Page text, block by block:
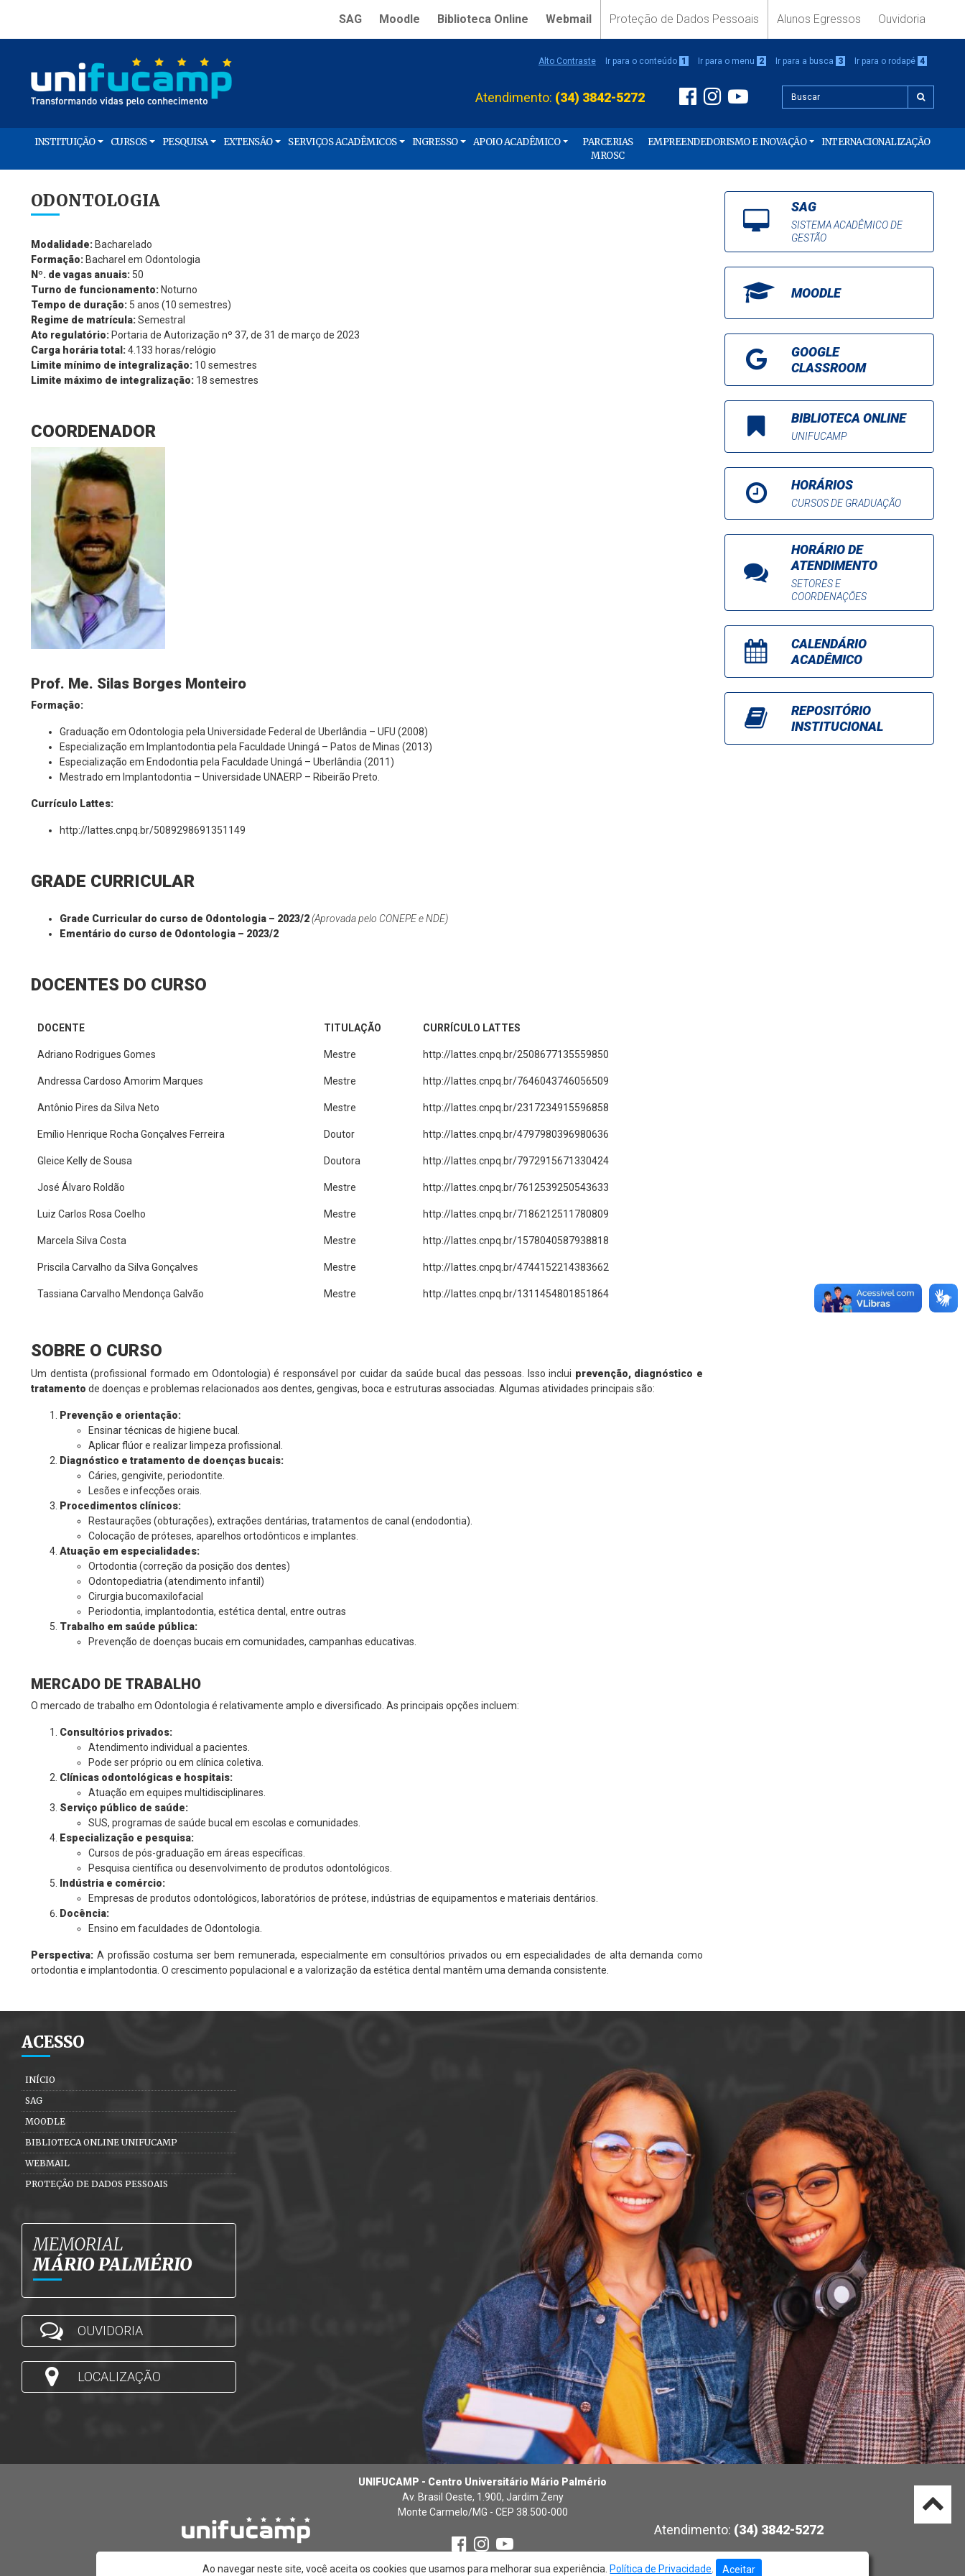
SAG Moodle Biblioteca Online Webmail Proteção de Dados Pessoais Alunos Egressos Ouvidoria
Alto Contraste Ir para o conteúdo 1 Ir para o menu 2 Ir para a busca 3 Ir para o rodapé 4
Atendimento: (34) 3842-5272
INSTITUIÇÃO CURSOS PESQUISA EXTENSÃO SERVIÇOS ACADÊMICOS INGRESSO APOIO ACADÊMICO
PARCERIAS
MROSC
EMPREENDEDORISMO E INOVAÇÃO INTERNACIONALIZAÇÃO
ODONTOLOGIA
Modalidade: Bacharelado
Formação: Bacharel em Odontologia
Nº. de vagas anuais: 50
Turno de funcionamento: Noturno
Tempo de duração: 5 anos (10 semestres)
Regime de matrícula:Semestral
Ato regulatório: Portaria de Autorização nº 37, de 31 de março de 2023
Carga horária total:4.133 horas/relógio
Limite mínimo de integralização: 10 semestres
Limite máximo de integralização: 18 semestres
COORDENADOR
Prof. Me. Silas Borges Monteiro
Formação:
Graduação em Odontologia pela Universidade Federal de Uberlândia – UFU (2008)
Especialização em Implantodontia pela Faculdade Uningá – Patos de Minas (2013)
Especialização em Endodontia pela Faculdade Uningá – Uberlândia (2011)
Mestrado em Implantodontia – Universidade UNAERP – Ribeirão Preto.
Currículo Lattes:
http://lattes.cnpq.br/5089298691351149
GRADE CURRICULAR
Grade Curricular do curso de Odontologia – 2023/2 (Aprovada pelo CONEPE e NDE)
Ementário do curso de Odontologia – 2023/2
DOCENTES DO CURSO
DOCENTE TITULAÇÃO CURRÍCULO LATTES
Adriano Rodrigues Gomes Mestre http://lattes.cnpq.br/2508677135559850
Andressa Cardoso Amorim Marques Mestre http://lattes.cnpq.br/7646043746056509
Antônio Pires da Silva Neto Mestre http://lattes.cnpq.br/2317234915596858
Emílio Henrique Rocha Gonçalves Ferreira Doutor http://lattes.cnpq.br/4797980396980636
Gleice Kelly de Sousa Doutora http://lattes.cnpq.br/7972915671330424
José Álvaro Roldão Mestre http://lattes.cnpq.br/7612539250543633
Luiz Carlos Rosa Coelho Mestre http://lattes.cnpq.br/7186212511780809
Marcela Silva Costa Mestre http://lattes.cnpq.br/1578040587938818
Priscila Carvalho da Silva Gonçalves Mestre http://lattes.cnpq.br/4744152214383662
Tassiana Carvalho Mendonça Galvão Mestre http://lattes.cnpq.br/1311454801851864
SOBRE O CURSO
Um dentista (profissional formado em Odontologia) é responsável por cuidar da saúde bucal das pessoas. Isso inclui prevenção, diagnóstico e
tratamento de doenças e problemas relacionados aos dentes, gengivas, boca e estruturas associadas. Algumas atividades principais são:
Prevenção e orientação:
Ensinar técnicas de higiene bucal.
Aplicar flúor e realizar limpeza profissional.
Diagnóstico e tratamento de doenças bucais:
Cáries, gengivite, periodontite.
Lesões e infecções orais.
Procedimentos clínicos:
Restaurações (obturações), extrações dentárias, tratamentos de canal (endodontia).
Colocação de próteses, aparelhos ortodônticos e implantes.
Atuação em especialidades:
Ortodontia (correção da posição dos dentes)
Odontopediatria (atendimento infantil)
Cirurgia bucomaxilofacial
Periodontia, implantodontia, estética dental, entre outras
Trabalho em saúde pública:
Prevenção de doenças bucais em comunidades, campanhas educativas.
MERCADO DE TRABALHO
O mercado de trabalho em Odontologia é relativamente amplo e diversificado. As principais opções incluem:
Consultórios privados:
Atendimento individual a pacientes.
Pode ser próprio ou em clínica coletiva.
Clínicas odontológicas e hospitais:
Atuação em equipes multidisciplinares.
Serviço público de saúde:
SUS, programas de saúde bucal em escolas e comunidades.
Especialização e pesquisa:
Cursos de pós-graduação em áreas específicas.
Pesquisa científica ou desenvolvimento de produtos odontológicos.
Indústria e comércio:
Empresas de produtos odontológicos, laboratórios de prótese, indústrias de equipamentos e materiais dentários.
Docência:
Ensino em faculdades de Odontologia.
Perspectiva: A profissão costuma ser bem remunerada, especialmente em consultórios privados ou em especialidades de alta demanda como
ortodontia e implantodontia. O crescimento populacional e a valorização da estética dental mantêm uma demanda consistente.
SAG
SISTEMA ACADÊMICO DE
GESTÃO
MOODLE
GOOGLE
CLASSROOM
BIBLIOTECA ONLINE
UNIFUCAMP
HORÁRIOS
CURSOS DE GRADUAÇÃO
HORÁRIO DE
ATENDIMENTO
SETORES E
COORDENAÇÕES
CALENDÁRIO
ACADÊMICO
REPOSITÓRIO
INSTITUCIONAL
ACESSO
INÍCIO
SAG
MOODLE
BIBLIOTECA ONLINE UNIFUCAMP
WEBMAIL
PROTEÇÃO DE DADOS PESSOAIS
MEMORIAL
MÁRIO PALMÉRIO
OUVIDORIA
LOCALIZAÇÃO
UNIFUCAMP - Centro Universitário Mário Palmério
Av. Brasil Oeste, 1.900, Jardim Zeny
Monte Carmelo/MG - CEP 38.500-000
Atendimento: (34) 3842-5272
Ao navegar neste site, você aceita os cookies que usamos para melhorar sua experiência. Política de Privacidade. Aceitar